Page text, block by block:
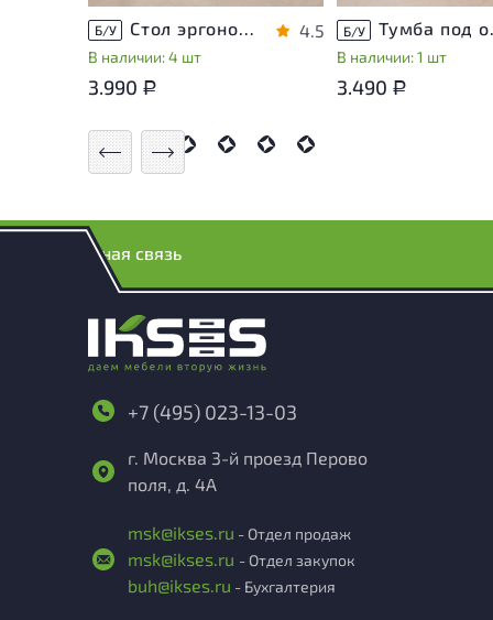
Б/У
В наличии: 4 шт
4.5
3.990 Р
Б/У
В наличии: 1 шт
3.490 Р
Обратная связь
+7 (495) 023-13-03
г. Москва 3-й проезд Перово
поля, д. 4А
msk@ikses.ru - Отдел продаж
msk@ikses.ru - Отдел закупок
buh@ikses.ru - Бухгалтерия